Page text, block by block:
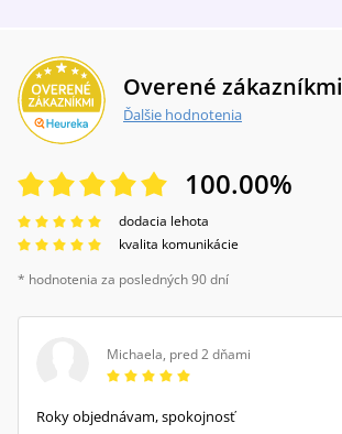
Overené zákazníkmi
Ďalšie hodnotenia
100.00%
dodacia lehota
kvalita komunikácie
* hodnotenia za posledných 90 dní
Michaela, pred 2 dňami
Roky objednávam, spokojnosť